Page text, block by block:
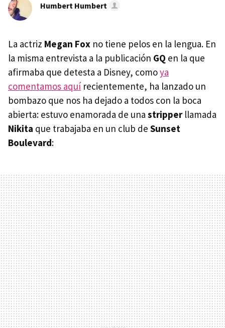
Humbert Humbert
La actriz Megan Fox no tiene pelos en la lengua. En
la misma entrevista a la publicación GQ en la que
afirmaba que detesta a Disney, comoya
comentamos aquírecientemente, ha lanzado un
bombazo que nos ha dejado a todos con la boca
abierta: estuvo enamorada de una stripperllamada
Nikita que trabajaba en un club de Sunset
Boulevard: